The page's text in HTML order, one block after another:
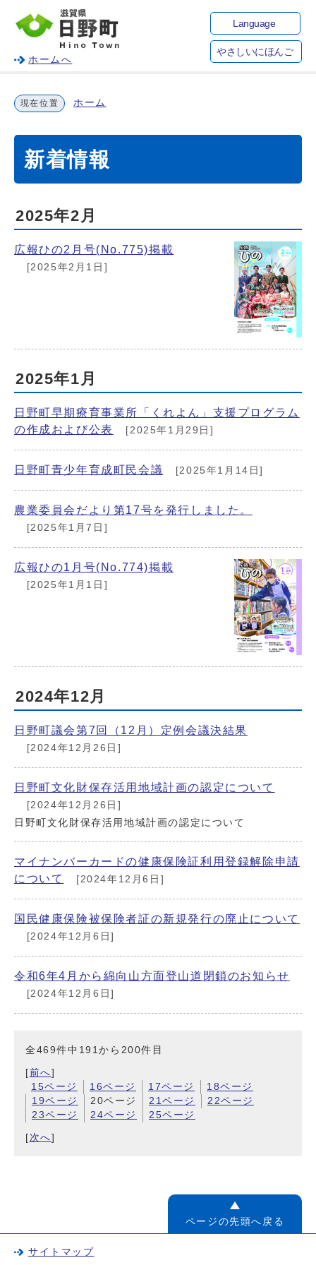
ホームへ
Language
やさしいにほんご
現在位置 ホーム
新着情報
2025年2月
広報ひの2月号(No.775)掲載
[2025年2月1日]
2025年1月
日野町早期療育事業所「くれよん」支援プログラム
の作成および公表
[2025年1月29日]
日野町青少年育成町民会議 [2025年1月14日]
農業委員会だより第17号を発行しました。
[2025年1月7日]
広報ひの1月号(No.774)掲載
[2025年1月1日]
2024年12月
日野町議会第7回（12月）定例会議決結果
[2024年12月26日]
日野町文化財保存活用地域計画の認定について
[2024年12月26日]
日野町文化財保存活用地域計画の認定について
マイナンバーカードの健康保険証利用登録解除申請
について
[2024年12月6日]
国民健康保険被保険者証の新規発行の廃止について
[2024年12月6日]
令和6年4月から綿向山方面登山道閉鎖のお知らせ
[2024年12月6日]
全469件中191から200件目
[前へ]
15ページ
16ページ 17ページ
18ページ
19ページ
20ページ 21ページ
22ページ
23ページ
24ページ 25ページ
[ 次へ]
ページの先頭へ戻る
サイトマップ